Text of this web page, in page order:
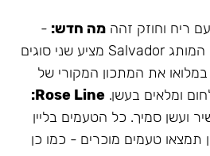
ריח וחוזק זהה מה חדש: -
עמיד יותר לחום - אריזה נוחה - מיוצר בישראל המותג Salvador מציע שני סוגים
את המתכון המקורי של
Rose Line:
ועשן סמיך. כל הטעמים בליין
תמצאו טעמים מוכרים - כמו כן